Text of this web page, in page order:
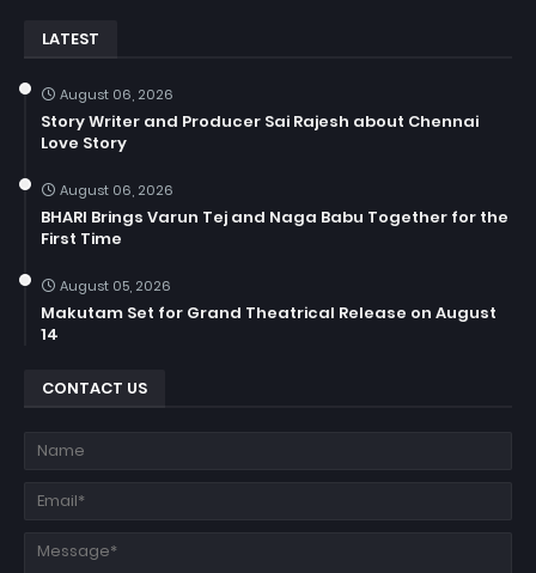
LATEST
August 06, 2026
Story Writer and Producer Sai Rajesh about Chennai
Love Story
August 06, 2026
BHARI Brings Varun Tej and Naga Babu Together for the
First Time
August 05, 2026
Makutam Set for Grand Theatrical Release on August
14
CONTACT US